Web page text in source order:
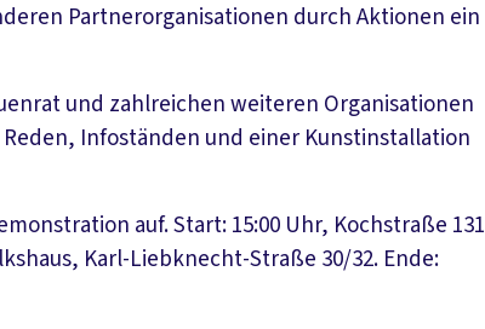
Partnerorganisationen durch Aktionen ein
und zahlreichen weiteren Organisationen
Infoständen und einer Kunstinstallation
auf. Start: 15:00 Uhr, Kochstraße 131
Karl-Liebknecht-Straße 30/32. Ende: